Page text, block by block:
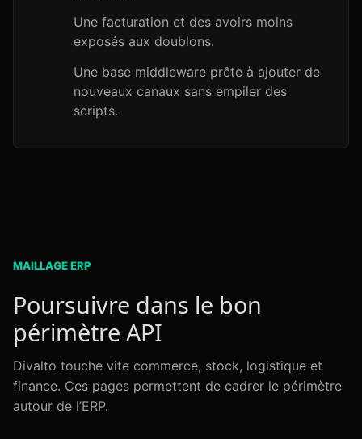
Une facturation et des avoirs moins
exposés aux doublons.
Une base middleware prête à ajouter de
nouveaux canaux sans empiler des
scripts.
MAILLAGE ERP
Poursuivre dans le bon
périmètre API
Divalto touche vite commerce, stock, logistique et
finance. Ces pages permettent de cadrer le périmètre
autour de l’ERP.